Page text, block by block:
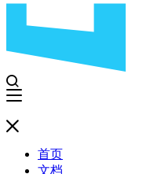
首页
文档